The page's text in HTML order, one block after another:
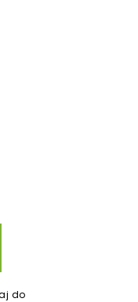
do